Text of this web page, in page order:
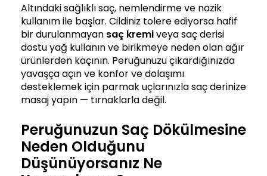
Altındaki sağlıklı saç, nemlendirme ve nazik
kullanım ile başlar. Cildiniz tolere ediyorsa hafif
bir durulanmayan saç kremiveya saç derisi
dostu yağ kullanın ve birikmeye neden olan ağır
ürünlerden kaçının. Peruğunuzu çıkardığınızda
yavaşça açın ve konfor ve dolaşımı
desteklemek için parmak uçlarınızla saç derinize
masaj yapın — tırnaklarla değil.
Peruğunuzun Saç Dökülmesine
Neden Olduğunu
Düşünüyorsanız Ne